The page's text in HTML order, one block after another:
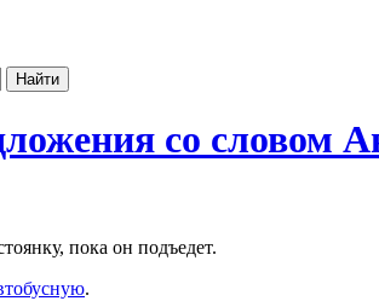
со словом
пока он подъедет.
.